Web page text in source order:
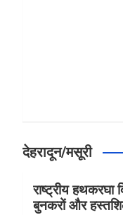
देहरादून/मसूरी
राष्ट्रीय हथकरघा
बुनकरों और